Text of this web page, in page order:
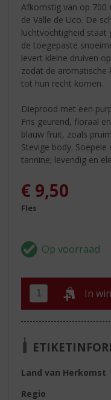
Afkomstig van op 700
de Valle de Uco. De
luchtvochtigheid staat
de toegepaste
levert kleine druiven
zodat de aromatische
tot hun recht komen.
Dieprood met een
Fris geurend, floraal
blauw fruit, zoals
Stevige body.
tannine; levendig en
€ 9,50
Fles
In
Land van Herkomst
Regio